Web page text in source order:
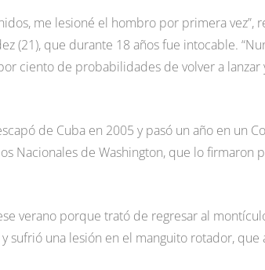
me lesioné el hombro por primera
(21), que durante 18 años fue intocable.
ciento de probabilidades de volver a
de Cuba en 2005 y pasó un año en un
Nacionales de Washington, que lo firmaron
verano porque trató de regresar al
sufrió una lesión en el manguito rotador, que